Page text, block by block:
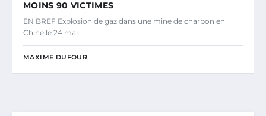
MOINS 90 VICTIMES
EN BREF Explosion de gaz dans une mine de charbon en
Chine le 24 mai.
MAXIME DUFOUR